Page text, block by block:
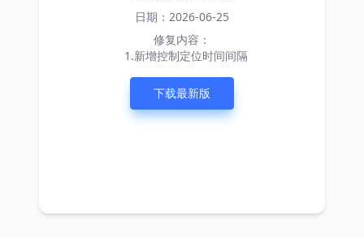
日期：2026-06-25
修复内容：
1.新增控制定位时间间隔
下载最新版